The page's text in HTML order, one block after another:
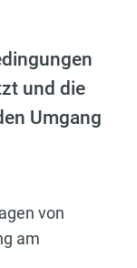
und die
Umgang
von
am